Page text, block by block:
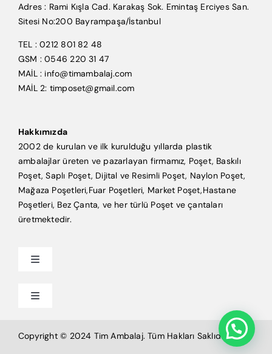
Adres : Rami Kışla Cad. Karakaş Sok. Emintaş Erciyes San.
Sitesi No:200 Bayrampaşa/İstanbul
TEL : 0212 801 82 48
GSM : 0546 220 31 47
MAİL : info@timambalaj.com
MAİL 2: timposet@gmail.com
Hakkımızda
2002 de kurulan ve ilk kurulduğu yıllarda plastik
ambalajlar üreten ve pazarlayan firmamız, Poşet, Baskılı
Poşet, Saplı Poşet, Dijital ve Resimli Poşet, Naylon Poşet,
Mağaza Poşetleri,Fuar Poşetleri, Market Poşet,Hastane
Poşetleri, Bez Çanta, ve her türlü Poşet ve çantaları
üretmektedir.
Toggle
Anasayfa
Tim Ambalaj
Toggle
Copyright © 2024 Tim Ambalaj. Tüm Hakları Saklıdır.